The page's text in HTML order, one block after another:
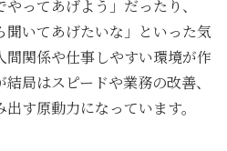
ってあげよう」だったり、
聞いてあげたいな」といった気
関係や仕事しやすい環境が作
局はスピードや業務の改善、
す原動力になっています。